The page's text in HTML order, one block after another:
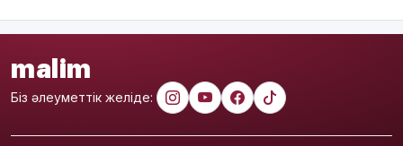
malim
Біз әлеуметтік желіде: